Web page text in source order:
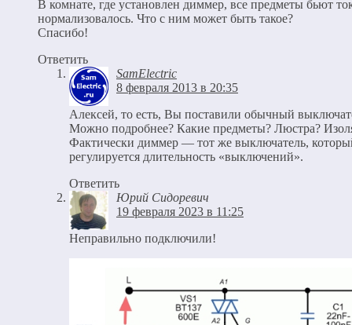
В комнате, где установлен диммер, все предметы бьют
нормализовалось. Что с ним может быть такое?
Спасибо!
Ответить
SamElectric
8 февраля 2013 в 20:35
Алексей, то есть, Вы поставили обычный
Можно подробнее? Какие предметы? Люстра?
Фактически диммер — тот же выключатель,
регулируется длительность «выключений».
Ответить
Юрий Сидоревич
19 февраля 2023 в 11:25
Неправильно подключили!